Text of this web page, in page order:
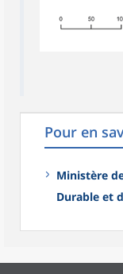
Pour en
Ministère
Durable et